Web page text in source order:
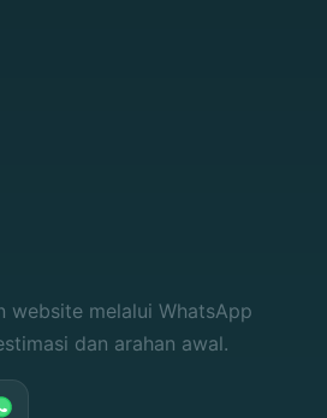
website melalui WhatsApp
dan arahan awal.